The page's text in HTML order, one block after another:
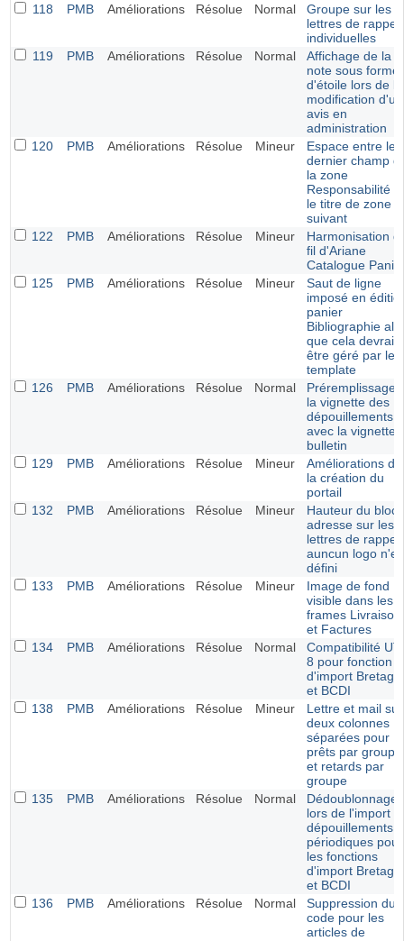
118
PMB Améliorations Résolue Normal
Groupe sur les
lettres de rappel
individuelles
119
PMB Améliorations Résolue Normal
Affichage de la
note sous forme
d'étoile lors de la
modification d'un
avis en
administration
120
PMB Améliorations Résolue Mineur
Espace entre le
dernier champ
la zone
Responsabilité et
le titre de zone
suivant
122
PMB Améliorations Résolue Mineur
Harmonisation
fil d'Ariane
Catalogue
125
PMB Améliorations Résolue Mineur
Saut de ligne
imposé en
panier
Bibliographie
que cela devrait
être géré par le
template
126
PMB Améliorations Résolue Normal
Préremplissage
la vignette des
dépouillements
avec la vignette
bulletin
129
PMB Améliorations Résolue Mineur
Améliorations
la création du
portail
132
PMB Améliorations Résolue Mineur
Hauteur du bloc
adresse sur les
lettres de rappel
auncun logo
défini
133
PMB Améliorations Résolue Mineur
Image de fond
visible dans les
frames
et Factures
134
PMB Améliorations Résolue Normal
Compatibilité
8 pour fonction
d'import
et BCDI
138
PMB Améliorations Résolue Mineur
Lettre et mail sur
deux colonnes
séparées pour
prêts par groupe
et retards par
groupe
135
PMB Améliorations Résolue Normal
Dédoublonnage
lors de l'import
dépouillements
périodiques pour
les fonctions
d'import
et BCDI
136
PMB Améliorations Résolue Normal
Suppression du
code pour les
articles de